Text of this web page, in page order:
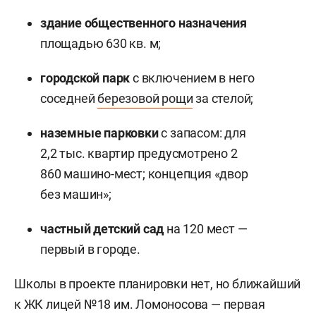
здание общественного назначения
площадью 630 кв. м;
городской паркс включением в него
соседнейберезовой рощиза стелой;
наземные парковкис запасом: для
2,2 тыс. квартир предусмотрено 2
860 машино-мест; концепция «двор
без машин»;
частный детский сад на 120 мест —
первый в городе.
Школы в проекте планировки нет, но ближайший
к ЖК лицей №18 им. Ломоносова — первая